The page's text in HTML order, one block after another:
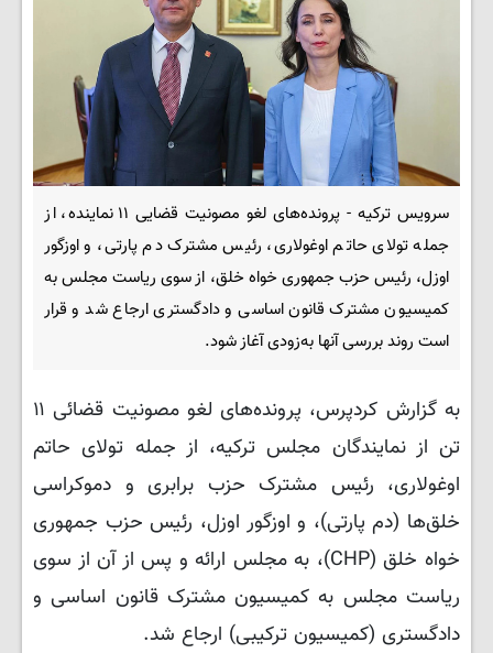
سرویس ترکیه - پرونده‌های لغو مصونیت قضایی ۱۱ نماینده، از
جمله تولای حاتم اوغولاری، رئیس مشترک دم پارتی، و اوزگور
اوزل، رئیس حزب جمهوری‌ خواه خلق، از سوی ریاست مجلس به
کمیسیون مشترک قانون اساسی و دادگستری ارجاع شد و قرار
است روند بررسی آنها به‌زودی آغاز شود.
به گزارش کردپرس، پرونده‌های لغو مصونیت قضائی ۱۱
تن از نمایندگان مجلس ترکیه، از جمله تولای حاتم
اوغولاری، رئیس مشترک حزب برابری و دموکراسی
خلق‌ها (دم پارتی)، و اوزگور اوزل، رئیس حزب جمهوری‌
خواه خلق (CHP)، به مجلس ارائه و پس از آن از سوی
ریاست مجلس به کمیسیون مشترک قانون اساسی و
دادگستری (کمیسیون ترکیبی) ارجاع شد.